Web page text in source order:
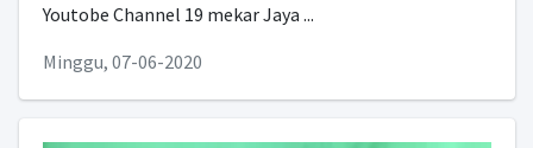
Youtobe Channel 19 mekar Jaya ...
Minggu, 07-06-2020